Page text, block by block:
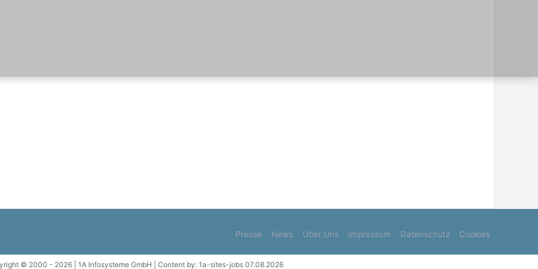
Presse News Über Uns Impressum Datenschutz Cookies
© 2000 - 2026 | 1A Infosysteme GmbH | Content by: 1a-sites-jobs 07.08.2026